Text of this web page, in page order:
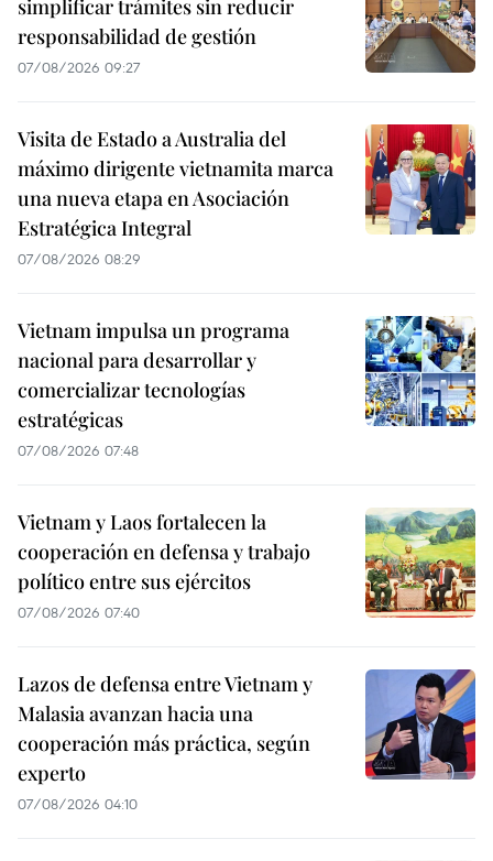
simplificar trámites sin reducir
responsabilidad de gestión
07/08/2026 09:27
Visita de Estado a Australia del
máximo dirigente vietnamita marca
una nueva etapa en Asociación
Estratégica Integral
07/08/2026 08:29
Vietnam impulsa un programa
nacional para desarrollar y
comercializar tecnologías
estratégicas
07/08/2026 07:48
Vietnam y Laos fortalecen la
cooperación en defensa y trabajo
político entre sus ejércitos
07/08/2026 07:40
Lazos de defensa entre Vietnam y
Malasia avanzan hacia una
cooperación más práctica, según
experto
07/08/2026 04:10